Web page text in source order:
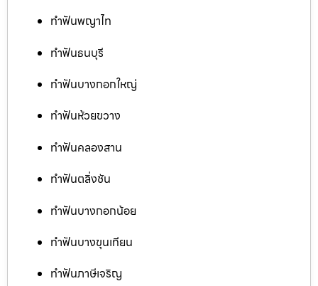
ทำฟันพญาไท
ทำฟันธนบุรี
ทำฟันบางกอกใหญ่
ทำฟันห้วยขวาง
ทำฟันคลองสาน
ทำฟันตลิ่งชัน
ทำฟันบางกอกน้อย
ทำฟันบางขุนเทียน
ทำฟันภาษีเจริญ